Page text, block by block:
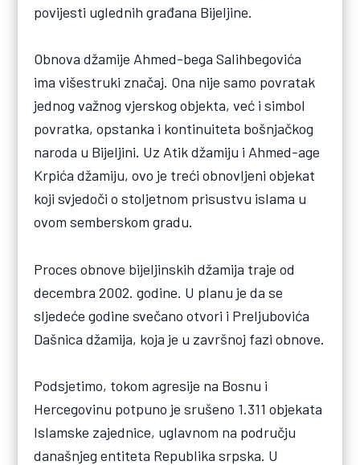
povijesti uglednih građana Bijeljine.
Obnova džamije Ahmed-bega Salihbegovića
ima višestruki značaj. Ona nije samo povratak
jednog važnog vjerskog objekta, već i simbol
povratka, opstanka i kontinuiteta bošnjačkog
naroda u Bijeljini. Uz Atik džamiju i Ahmed-age
Krpića džamiju, ovo je treći obnovljeni objekat
koji svjedoči o stoljetnom prisustvu islama u
ovom semberskom gradu.
Proces obnove bijeljinskih džamija traje od
decembra 2002. godine. U planu je da se
sljedeće godine svečano otvori i Preljubovića
Dašnica džamija, koja je u završnoj fazi obnove.
Podsjetimo, tokom agresije na Bosnu i
Hercegovinu potpuno je srušeno 1.311 objekata
Islamske zajednice, uglavnom na području
današnjeg entiteta Republika srpska. U